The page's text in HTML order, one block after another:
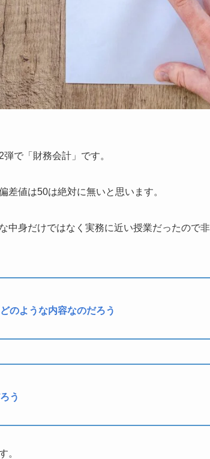
で「財務会計」です。
差値は50は絶対に無いと思います。
中身だけではなく実務に近い授業だったので
のような内容なのだろう
う
。